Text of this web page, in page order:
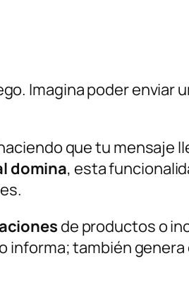
Imagina poder enviar
que tu mensaje
domina, esta
de productos o
informa; también genera